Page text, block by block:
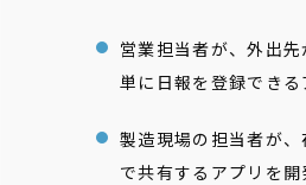
営業担当者が、外出
単に日報を登録できる
製造現場の担当者が
で共有するアプリを開